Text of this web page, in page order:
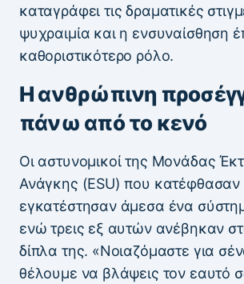
καταγράφει τις δραματικές
ψυχραιμία και η ενσυναίσθηση
καθοριστικότερο ρόλο.
Η ανθρώπινη
πάνω από το κενό
Οι αστυνομικοί της Μονάδας
Ανάγκης (ESU) που κατέφθασαν
εγκατέστησαν άμεσα ένα
ενώ τρεις εξ αυτών ανέβηκαν
δίπλα της. «Νοιαζόμαστε για
θέλουμε να βλάψεις τον εαυτό